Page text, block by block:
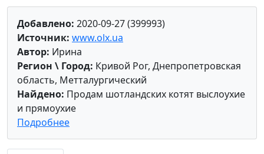
Добавлено: 2020-09-27 (399993)
Источник: www.olx.ua
Автор: Ирина
Регион \ Город: Кривой Рог, Днепропетровская
область, Метталургический
Найдено: Продам шотландских котят выслоухие
и прямоухие
Подробнее